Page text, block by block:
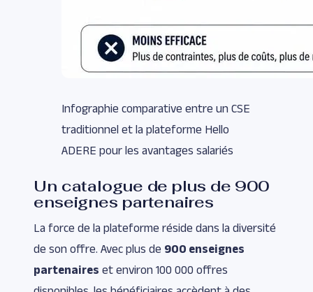
Infographie comparative entre un CSE
traditionnel et la plateforme Hello
ADERE pour les avantages salariés
Un catalogue de plus de 900
enseignes partenaires
La force de la plateforme réside dans la diversité
de son offre. Avec plus de 900 enseignes
partenaires et environ 100 000 offres